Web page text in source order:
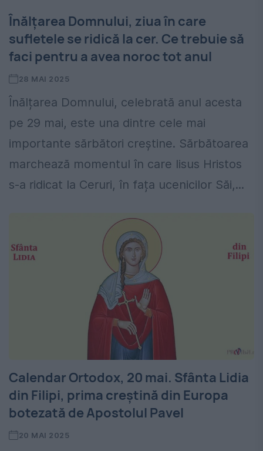
Înălțarea Domnului, ziua în care
sufletele se ridică la cer. Ce trebuie să
faci pentru a avea noroc tot anul
28 MAI 2025
Înălțarea Domnului, celebrată anul acesta
pe 29 mai, este una dintre cele mai
importante sărbători creștine. Sărbătoarea
marchează momentul în care Iisus Hristos
s-a ridicat la Ceruri, în fața ucenicilor Săi,...
Calendar Ortodox, 20 mai. Sfânta Lidia
din Filipi, prima creștină din Europa
botezată de Apostolul Pavel
20 MAI 2025